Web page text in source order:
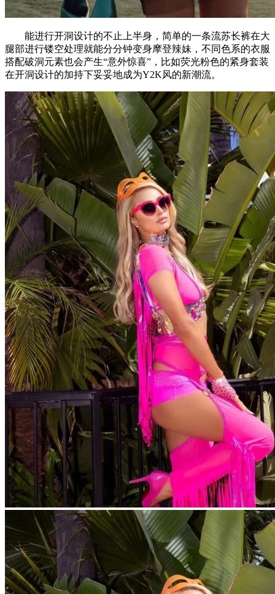
能进行开洞设计的不止上半身，简单的一条流苏长裤在大
腿部进行镂空处理就能分分钟变身摩登辣妹，不同色系的衣服
搭配破洞元素也会产生“意外惊喜”，比如荧光粉色的紧身套装
在开洞设计的加持下妥妥地成为Y2K风的新潮流。